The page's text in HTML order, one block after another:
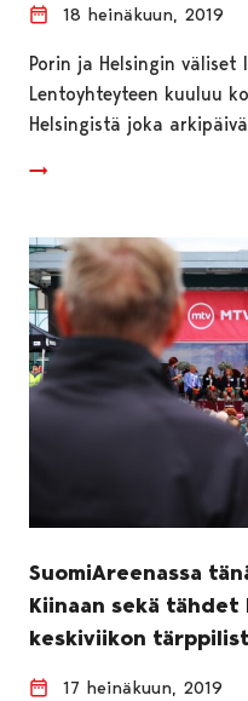
18 heinäkuun, 2019
Porin ja Helsingin
Lentoyhteyteen kuuluu
Helsingistä joka
SuomiAreenassa
Kiinaan sekä tähdet
keskiviikon
17 heinäkuun, 2019